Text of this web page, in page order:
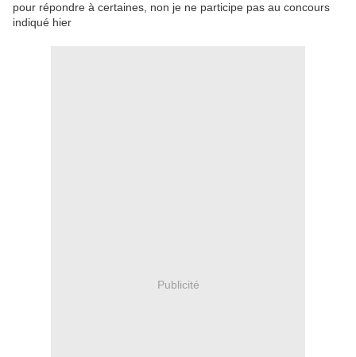
pour répondre à certaines, non je ne participe pas au concours
indiqué hier
Publicité